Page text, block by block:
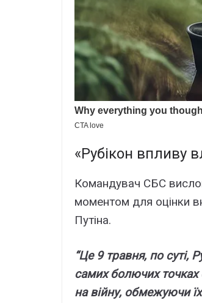
«Рубікон впливу
Командувач СБС
моментом для оцінки
Путіна.
“Це 9 травня, по суті,
самих болючих точках
на війну, обмежуючи